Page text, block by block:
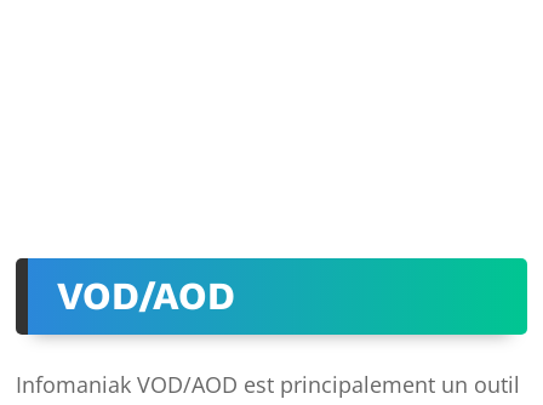
VOD/AOD
Infomaniak VOD/AOD est principalement un outil